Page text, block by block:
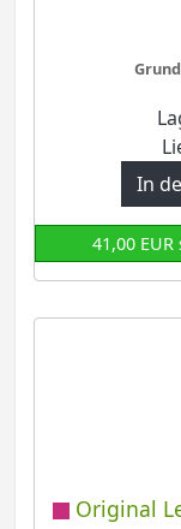
In
41,00
Original